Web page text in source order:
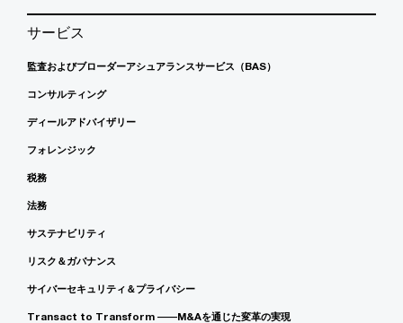
サービス
監査およびブローダーアシュアランスサービス（BAS）
コンサルティング
ディールアドバイザリー
フォレンジック
税務
法務
サステナビリティ
リスク＆ガバナンス
サイバーセキュリティ＆プライバシー
Transact to Transform ――M&Aを通じた変革の実現